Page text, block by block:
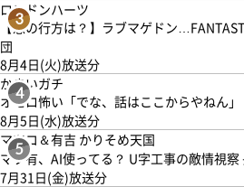
3
ロンドンハーツ
【恋の行方は？】ラブマゲドン
団
8月4日(火)放送分
4
かまいガチ
オモロ怖い「でな、話はここからやねん」
8月5日(水)放送分
5
マツコ＆有吉 かりそめ天国
マツ有、AI使ってる？ U字工事の敵情視
7月31日(金)放送分